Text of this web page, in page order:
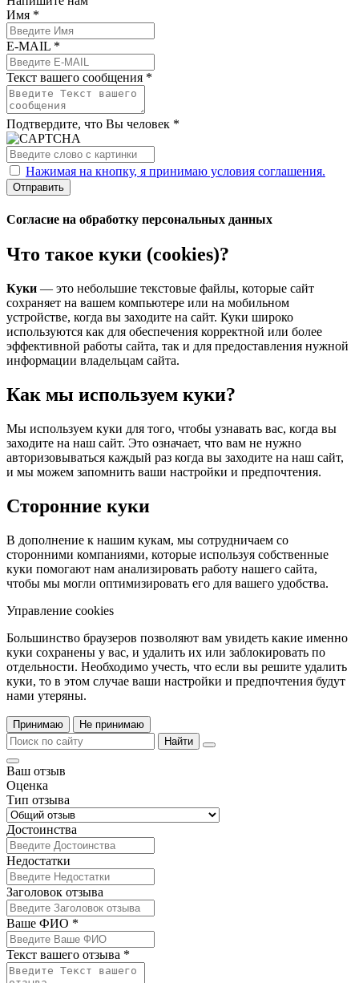
Имя *
E-MAIL *
Текст вашего сообщения *
Подтвердите, что Вы человек *
Нажимая на кнопку, я принимаю условия соглашения.
Отправить
Согласие на обработку персональных данных
Что такое куки (cookies)?
Куки — это небольшие текстовые файлы, которые сайт
сохраняет на вашем компьютере или на мобильном
устройстве, когда вы заходите на сайт. Куки широко
используются как для обеспечения корректной или более
эффективной работы сайта, так и для предоставления нужной
информации владельцам сайта.
Как мы используем куки?
Мы используем куки для того, чтобы узнавать вас, когда вы
заходите на наш сайт. Это означает, что вам не нужно
авторизовываться каждый раз когда вы заходите на наш сайт,
и мы можем запомнить ваши настройки и предпочтения.
Сторонние куки
В дополнение к нашим кукам, мы сотрудничаем со
сторонними компаниями, которые используя собственные
куки помогают нам анализировать работу нашего сайта,
чтобы мы могли оптимизировать его для вашего удобства.
Управление cookies
Большинство браузеров позволяют вам увидеть какие именно
куки сохранены у вас, и удалить их или заблокировать по
отдельности. Необходимо учесть, что если вы решите удалить
куки, то в этом случае ваши настройки и предпочтения будут
нами утеряны.
Принимаю
Не принимаю
Найти
Ваш отзыв
Оценка
Тип отзыва
Достоинства
Недостатки
Заголовок отзыва
Ваше ФИО *
Текст вашего отзыва *